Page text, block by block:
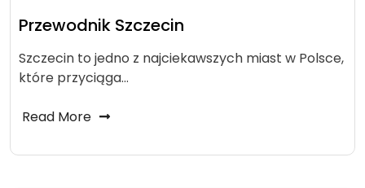
Przewodnik Szczecin
Szczecin to jedno z najciekawszych miast w Polsce,
które przyciąga…
Read More